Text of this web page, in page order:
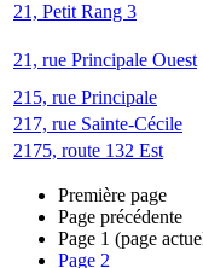
21, Petit Rang 3
21, rue Principale Ouest
215, rue Principale
217, rue Sainte-Cécile
2175, route 132 Est
Première page
Page précédente
Page 1 (page
Page 2